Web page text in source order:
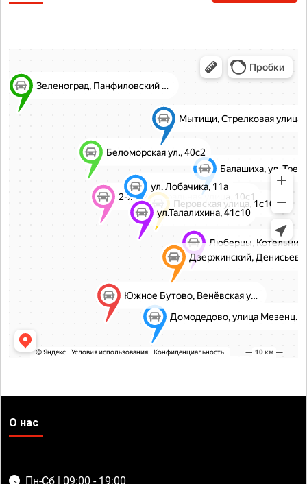
О нас
Пн-Сб | 09:00 - 19:00